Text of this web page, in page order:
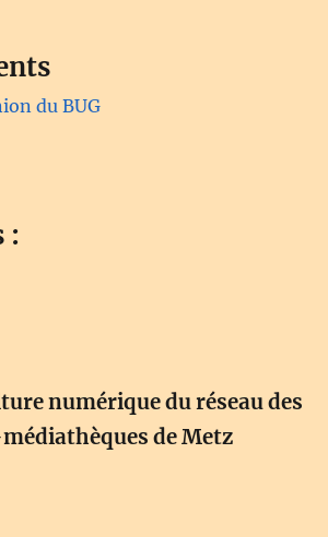
du BUG
:
numérique du réseau des
de Metz